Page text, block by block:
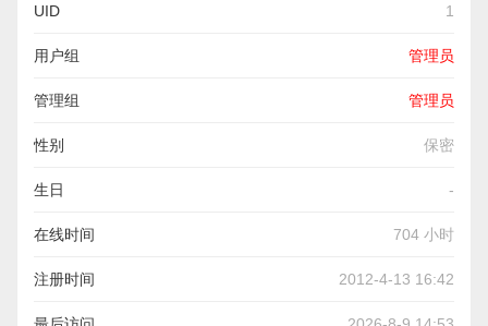
UID 1
用户组 管理员
管理组 管理员
性别 保密
生日 -
在线时间 704 小时
注册时间 2012-4-13 16:42